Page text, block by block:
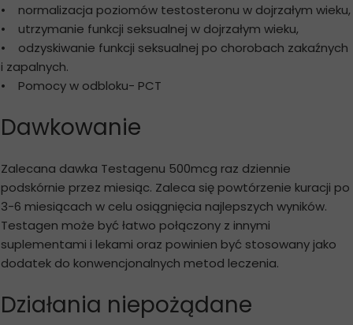
• normalizacja poziomów testosteronu w dojrzałym wieku,
• utrzymanie funkcji seksualnej w dojrzałym wieku,
• odzyskiwanie funkcji seksualnej po chorobach zakaźnych
i zapalnych.
• Pomocy w odbloku- PCT
Dawkowanie
Zalecana dawka Testagenu 500mcg raz dziennie
podskórnie przez miesiąc. Zaleca się powtórzenie kuracji po
3-6 miesiącach w celu osiągnięcia najlepszych wyników.
Testagen może być łatwo połączony z innymi
suplementami i lekami oraz powinien być stosowany jako
dodatek do konwencjonalnych metod leczenia.
Działania niepożądane